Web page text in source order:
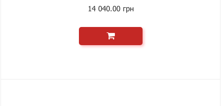
14 040.00 грн